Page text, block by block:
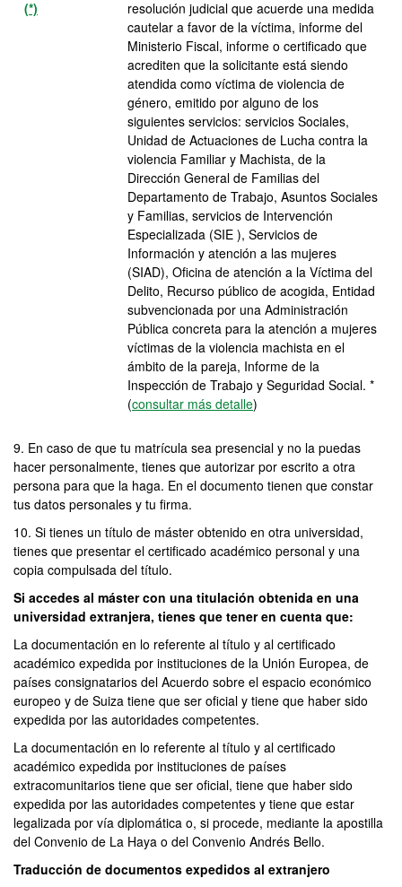
(*)
resolución judicial que acuerde una medida
cautelar a favor de la víctima, informe del
Ministerio Fiscal, informe o certificado que
acrediten que la solicitante está siendo
atendida como víctima de violencia de
género, emitido por alguno de los
siguientes servicios: servicios Sociales,
Unidad de Actuaciones de Lucha contra la
violencia Familiar y Machista, de la
Dirección General de Familias del
Departamento de Trabajo, Asuntos Sociales
y Familias, servicios de Intervención
Especializada (SIE ), Servicios de
Información y atención a las mujeres
(SIAD), Oficina de atención a la Víctima del
Delito, Recurso público de acogida, Entidad
subvencionada por una Administración
Pública concreta para la atención a mujeres
víctimas de la violencia machista en el
ámbito de la pareja, Informe de la
Inspección de Trabajo y Seguridad Social. *
(consultar más detalle)
9. En caso de que tu matrícula sea presencial y no la puedas
hacer personalmente, tienes que autorizar por escrito a otra
persona para que la haga. En el documento tienen que constar
tus datos personales y tu firma.
10. Si tienes un título de máster obtenido en otra universidad,
tienes que presentar el certificado académico personal y una
copia compulsada del título.
Si accedes al máster con una titulación obtenida en una
universidad extranjera, tienes que tener en cuenta que:
La documentación en lo referente al título y al certificado
académico expedida por instituciones de la Unión Europea, de
países consignatarios del Acuerdo sobre el espacio económico
europeo y de Suiza tiene que ser oficial y tiene que haber sido
expedida por las autoridades competentes.
La documentación en lo referente al título y al certificado
académico expedida por instituciones de países
extracomunitarios tiene que ser oficial, tiene que haber sido
expedida por las autoridades competentes y tiene que estar
legalizada por vía diplomática o, si procede, mediante la apostilla
del Convenio de La Haya o del Convenio Andrés Bello.
Traducción de documentos expedidos al extranjero